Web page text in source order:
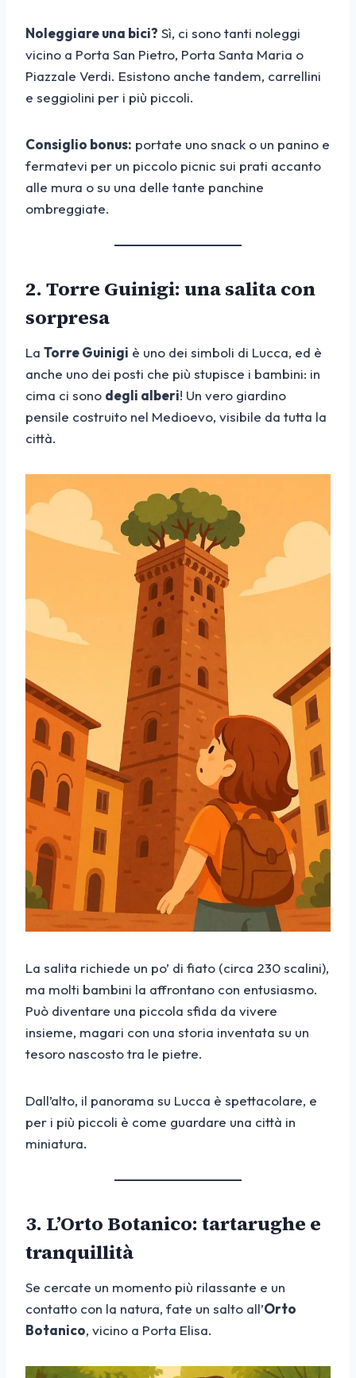
Noleggiare una bici? Sì, ci sono tanti noleggi
vicino a Porta San Pietro, Porta Santa Maria o
Piazzale Verdi. Esistono anche tandem, carrellini
e seggiolini per i più piccoli.
Consiglio bonus: portate uno snack o un panino e
fermatevi per un piccolo picnic sui prati accanto
alle mura o su una delle tante panchine
ombreggiate.
2. Torre Guinigi: una salita con
sorpresa
La Torre Guinigi è uno dei simboli di Lucca, ed è
anche uno dei posti che più stupisce i bambini: in
cima ci sono degli alberi! Un vero giardino
pensile costruito nel Medioevo, visibile da tutta la
città.
La salita richiede un po’ di fiato (circa 230 scalini),
ma molti bambini la affrontano con entusiasmo.
Può diventare una piccola sfida da vivere
insieme, magari con una storia inventata su un
tesoro nascosto tra le pietre.
Dall’alto, il panorama su Lucca è spettacolare, e
per i più piccoli è come guardare una città in
miniatura.
3. L’Orto Botanico: tartarughe e
tranquillità
Se cercate un momento più rilassante e un
contatto con la natura, fate un salto all’Orto
Botanico, vicino a Porta Elisa.